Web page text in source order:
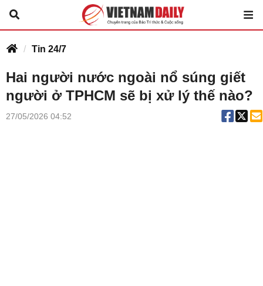
Tin 24/7
Hai người nước ngoài nổ súng giết
người ở TPHCM sẽ bị xử lý thế nào?
27/05/2026 04:52